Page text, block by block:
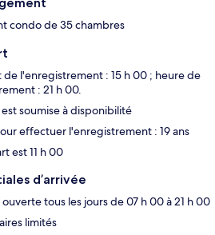
condo de 35 chambres
l'enregistrement : 15 h 00 ; heure de
: 21 h 00.
soumise à disponibilité
effectuer l'enregistrement : 19 ans
est 11 h 00
d’arrivée
tous les jours de 07 h 00 à 21 h 00
limités